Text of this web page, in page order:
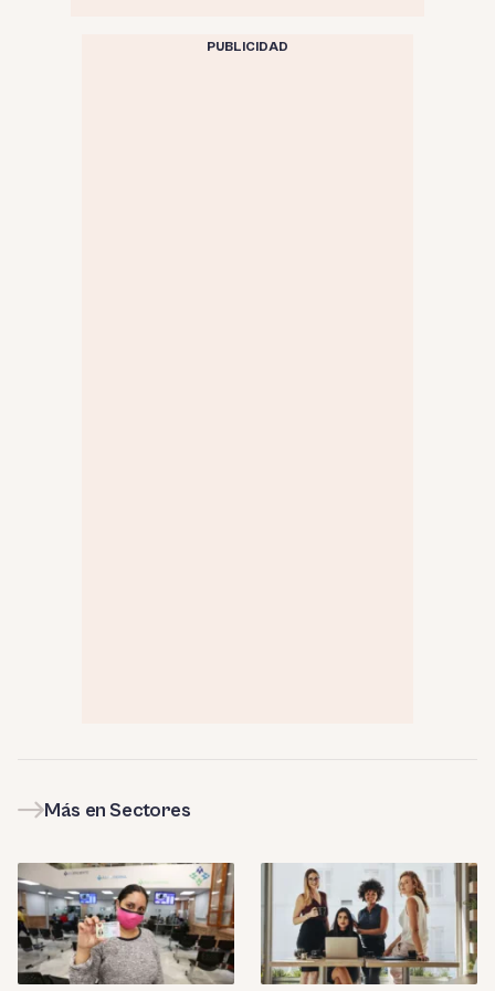
PUBLICIDAD
Más en Sectores